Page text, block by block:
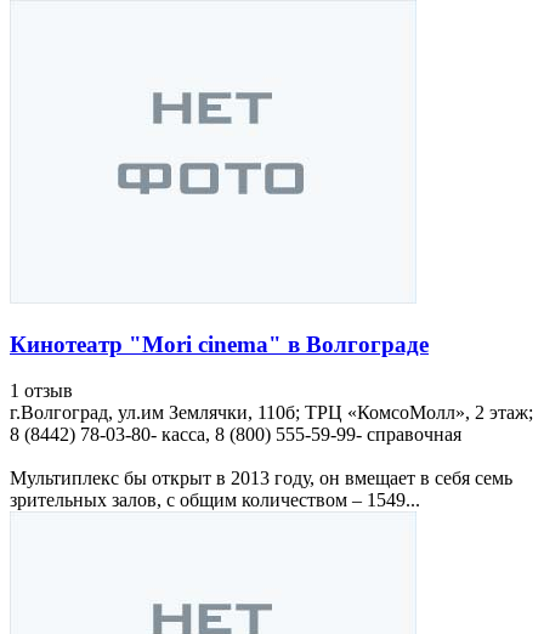
Кинотеатр "Mori cinema" в Волгограде
1 отзыв
г.Волгоград, ул.им Землячки, 110б; ТРЦ «КомсоМолл», 2 этаж;
8 (8442) 78-03-80- касса, 8 (800) 555-59-99- справочная
Мультиплекс бы открыт в 2013 году, он вмещает в себя семь
зрительных залов, с общим количеством – 1549...